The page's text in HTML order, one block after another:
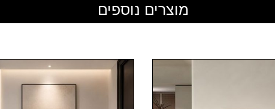
מוצרים נוספים